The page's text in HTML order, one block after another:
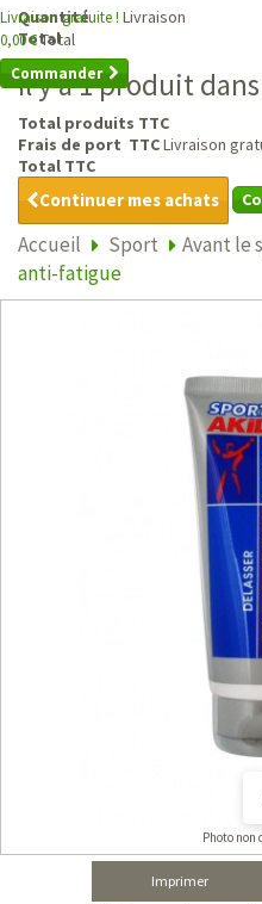
Livraison gratuite ! Livraison
0,00 €Total
Commander
Quantité
Total
Il y a 1 produit
Total produits TTC
Frais de port TTCLivraison
Total TTC
Continuer mes achats
Accueil Sport Avant le
anti-fatigue
Photo
Imprimer